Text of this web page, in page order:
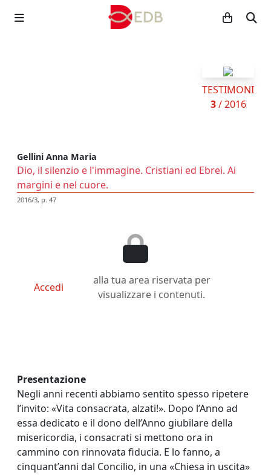
TESTIMONI
3/ 2016
Gellini Anna Maria
Dio, il silenzio e l'immagine. Cristiani ed Ebrei. Ai
margini e nel cuore.
2016/3, p. 47
Accedi
alla tua area riservata per
visualizzare i contenuti.
Presentazione
Negli anni recenti abbiamo sentito spesso ripetere
l’invito: «Vita consacrata, alzati!». Dopo l’Anno ad
essa dedicato e il dono dell’Anno giubilare della
misericordia, i consacrati si mettono ora in
cammino con rinnovata fiducia. E lo fanno, a
cinquant’anni dal Concilio, in una «Chiesa in uscita»